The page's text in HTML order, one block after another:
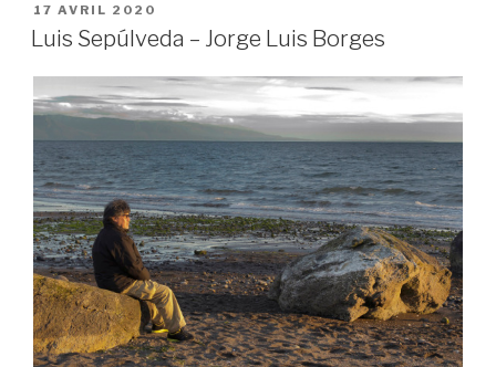
PUBLIÉ
LE
17 AVRIL 2020
Luis Sepúlveda – Jorge Luis Borges